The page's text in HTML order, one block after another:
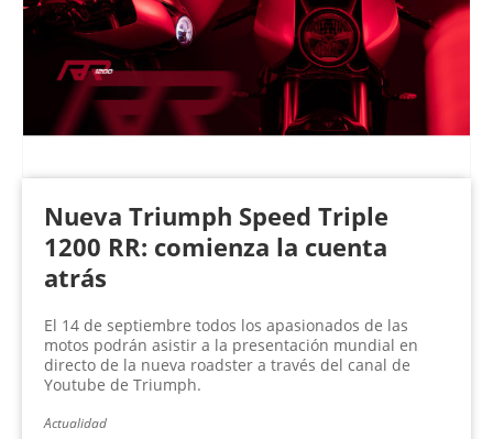
Nueva Triumph Speed Triple
1200 RR: comienza la cuenta
atrás
El 14 de septiembre todos los apasionados de las
motos podrán asistir a la presentación mundial en
directo de la nueva roadster a través del canal de
Youtube de Triumph.
Actualidad